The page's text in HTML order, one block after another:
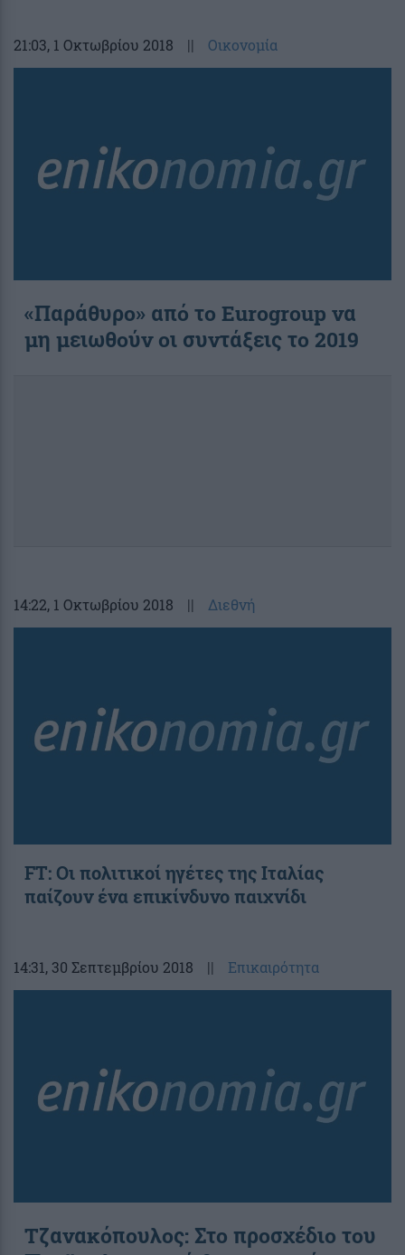
21:03, 1 Οκτωβρίου 2018 || Οικονομία
«Παράθυρο» από το Eurogroup να
μη μειωθούν οι συντάξεις το 2019
14:22, 1 Οκτωβρίου 2018 || Διεθνή
FT: Οι πολιτικοί ηγέτες της Ιταλίας
παίζουν ένα επικίνδυνο παιχνίδι
14:31, 30 Σεπτεμβρίου 2018 || Επικαιρότητα
Τζανακόπουλος: Στο προσχέδιο του